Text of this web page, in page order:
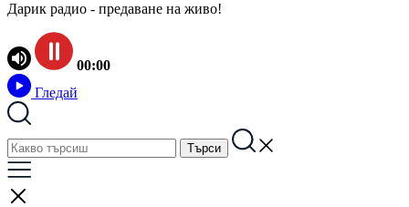
Дарик радио - предаване на живо!
00:00
Гледай